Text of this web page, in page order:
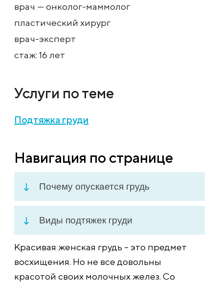
врач — онколог-маммолог
пластический хирург
врач-эксперт
стаж: 16 лет
Услуги по теме
Подтяжка груди
Красивая женская грудь – это предмет
восхищения. Но не все довольны
красотой своих молочных желез. Со
Навигация по странице
Почему опускается грудь
Виды подтяжек груди